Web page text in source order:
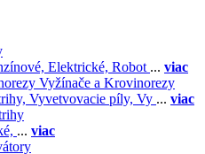
Elektrické, Robot ... viac
Vyžínače a Krovinorezy
Vyvetvovacie píly, Vy ... viac
... viac